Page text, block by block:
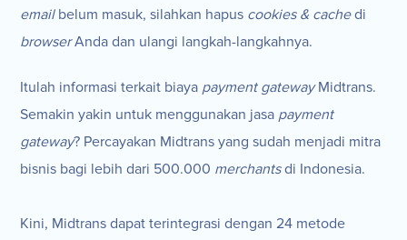
emailbelum masuk, silahkan hapus cookies & cachedi
browserAnda dan ulangi langkah-langkahnya.
Itulah informasi terkait biaya payment gatewayMidtrans.
Semakin yakin untuk menggunakan jasa payment
gateway? Percayakan Midtrans yang sudah menjadi mitra
bisnis bagi lebih dari 500.000 merchantsdi Indonesia.
Kini, Midtrans dapat terintegrasi dengan 24 metode